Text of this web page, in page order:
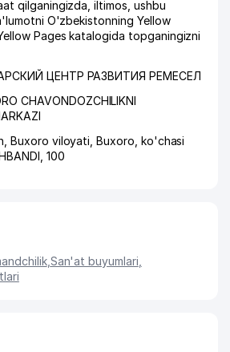
qilganingizda, iltimos, ushbu
O'zbekistonning Yellow
Pages katalogida topganingizni
ЦЕНТР РАЗВИТИЯ РЕМЕСЕЛ
CHAVONDOZCHILIKNI
Buxoro viloyati ,Buxoro ko'chasi
, 100
, San'at buyumlari